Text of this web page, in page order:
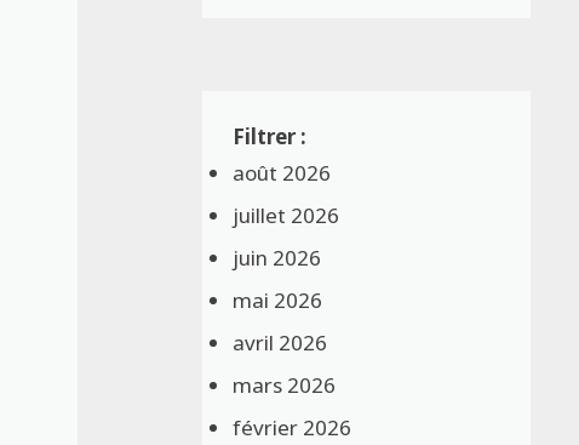
août 2026
juillet 2026
juin 2026
mai 2026
avril 2026
mars 2026
février 2026